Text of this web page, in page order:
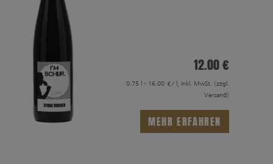
12.00 €
0.75 l - 16.00 €/ l, inkl. MwSt. (zzgl.
Versand)
MEHR ERFAHREN